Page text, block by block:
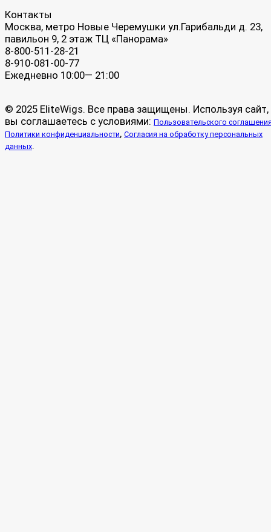
Контакты
Москва, метро Новые Черемушки ул.Гарибальди д. 23,
павильон 9, 2 этаж ТЦ «Панорама»
8-800-511-28-21
8-910-081-00-77
Ежедневно 10:00— 21:00
© 2025 EliteWigs. Все права защищены. Используя сайт,
вы соглашаетесь с условиями: Пользовательского
Политики конфиденциальности, Согласия на обработку персональных
данных.